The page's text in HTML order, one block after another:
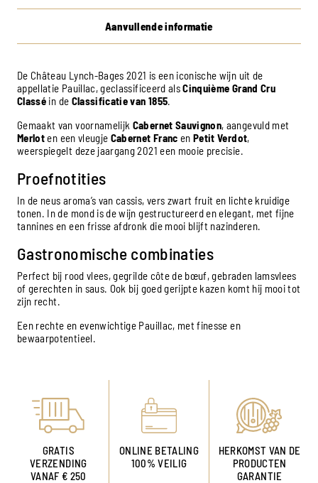
Aanvullende informatie
De Château Lynch-Bages 2021 is een iconische wijn uit de
appellatie Pauillac, geclassificeerd alsCinquième Grand Cru
Classé in de Classificatie van 1855.
Gemaakt van voornamelijk Cabernet Sauvignon, aangevuld met
Merloten een vleugje Cabernet Franc enPetit Verdot,
weerspiegelt deze jaargang 2021 een mooie precisie.
Proefnotities
In de neus aroma’s van cassis, vers zwart fruit en lichte kruidige
tonen. In de mond is de wijn gestructureerd en elegant, met fijne
tannines en een frisse afdronk die mooi blijft nazinderen.
Gastronomische combinaties
Perfect bij rood vlees, gegrilde côte de bœuf, gebraden lamsvlees
of gerechten in saus. Ook bij goed gerijpte kazen komt hij mooi tot
zijn recht.
Een rechte en evenwichtige Pauillac, met finesse en
bewaarpotentieel.
GRATIS
VERZENDING
VANAF € 250
ONLINE BETALING
100% VEILIG
HERKOMST VAN DE
PRODUCTEN
GARANTIE